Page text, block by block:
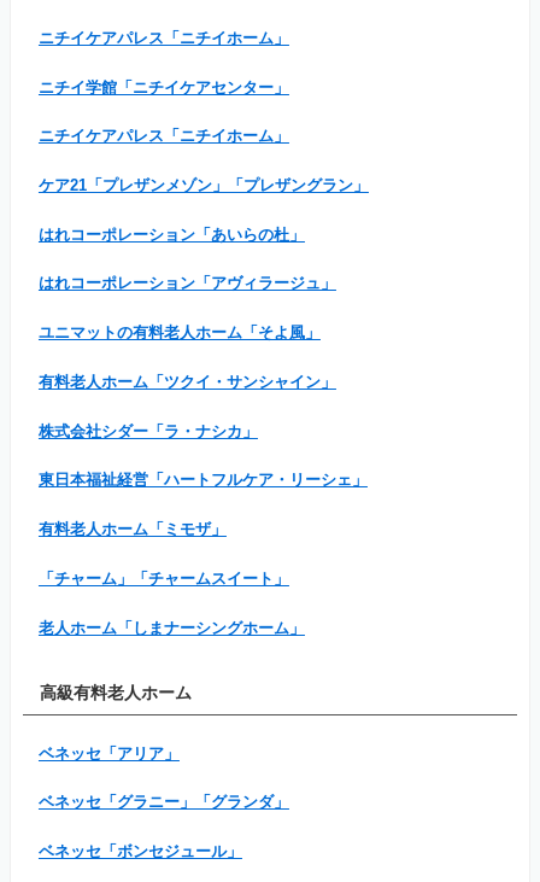
ニチイケアパレス「ニチイホーム」
ニチイ学館「ニチイケアセンター」
ニチイケアパレス「ニチイホーム」
ケア21「プレザンメゾン」「プレザングラン」
はれコーポレーション「あいらの杜」
はれコーポレーション「アヴィラージュ」
ユニマットの有料老人ホーム「そよ風」
有料老人ホーム「ツクイ・サンシャイン」
株式会社シダー「ラ・ナシカ」
東日本福祉経営「ハートフルケア・リーシェ」
有料老人ホーム「ミモザ」
「チャーム」「チャームスイート」
老人ホーム「しまナーシングホーム」
高級有料老人ホーム
ベネッセ「アリア」
ベネッセ「グラニー」「グランダ」
ベネッセ「ボンセジュール」